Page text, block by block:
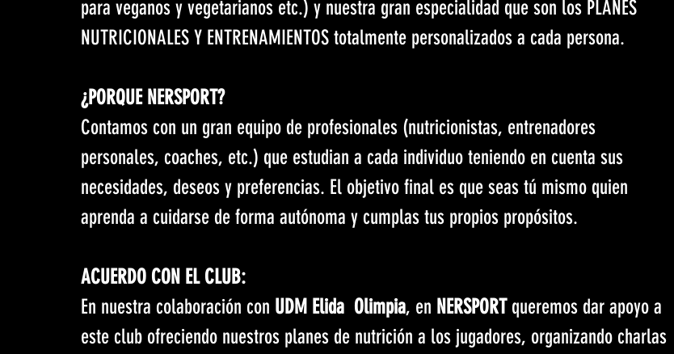
para veganos y vegetarianos etc.) y nuestra gran especialidad que son los PLANES
NUTRICIONALES Y ENTRENAMIENTOS totalmente personalizados a cada persona.
¿PORQUE NERSPORT?
Contamos con un gran equipo de profesionales (nutricionistas, entrenadores
personales, coaches, etc.) que estudian a cada individuo teniendo en cuenta sus
necesidades, deseos y preferencias. El objetivo final es que seas tú mismo quien
aprenda a cuidarse de forma autónoma y cumplas tus propios propósitos.
ACUERDO CON EL CLUB:
En nuestra colaboración con UDM Elida  Olimpia, en NERSPORT queremos dar apoyo a
este club ofreciendo nuestros planes de nutrición a los jugadores, organizando charlas